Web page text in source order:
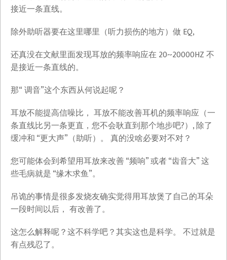
接近一条直线。
除外助听器要在这里哪里（听力损伤的地方）做 EQ,
还真没在文献里面发现耳放的频率响应在 20~20000HZ 不
是接近一条直线的。
那“ 调音”这个东西从何说起呢？
耳放不能提高信噪比， 耳放不能改善耳机的频率响应（一
条直线比另一条更直，您不会耿直到那个地步吧?）, 除了
缓冲和 “更大声”（助听）。 真的没啥必要对不对？
您可能体会到希望用耳放来改善 “频响” 或者 “齿音大” 这
些毛病就是 “缘木求鱼”。
吊诡的事情是很多发烧友确实觉得用耳放煲了自己的耳朵
一段时间以后， 有改善了。
这怎么解释呢？这不科学吧？其实这也是科学。 不过就是
有点残忍了。